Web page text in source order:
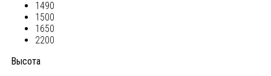
1490
1500
1650
2200
Высота